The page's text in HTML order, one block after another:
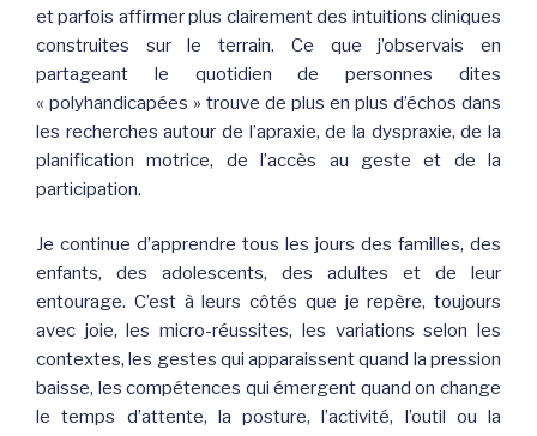
et parfois affirmer plus clairement des intuitions cliniques
construites sur le terrain. Ce que j’observais en
partageant le quotidien de personnes dites
« polyhandicapées » trouve de plus en plus d’échos dans
les recherches autour de l’apraxie, de la dyspraxie, de la
planification motrice, de l’accès au geste et de la
participation.
Je continue d’apprendre tous les jours des familles, des
enfants, des adolescents, des adultes et de leur
entourage. C’est à leurs côtés que je repère, toujours
avec joie, les micro-réussites, les variations selon les
contextes, les gestes qui apparaissent quand la pression
baisse, les compétences qui émergent quand on change
le temps d’attente, la posture, l’activité, l’outil ou la